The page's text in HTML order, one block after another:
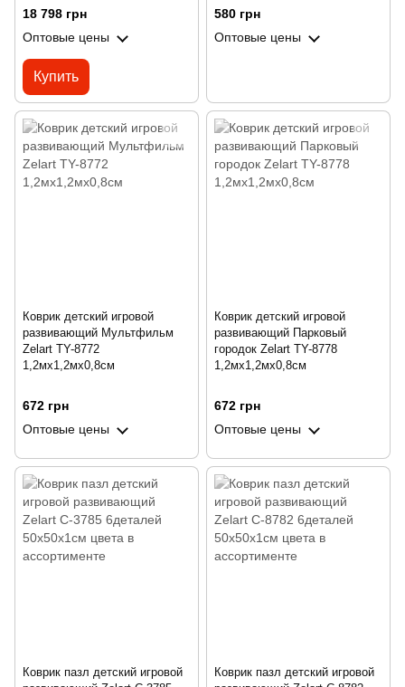
18 798 грн
Оптовые цены
Купить
580 грн
Оптовые цены
Коврик детский игровой
развивающий Мультфильм
Zelart TY-8772
1,2мх1,2мх0,8см
672 грн
Оптовые цены
Коврик детский игровой
развивающий Парковый
городок Zelart TY-8778
1,2мх1,2мх0,8см
672 грн
Оптовые цены
Коврик пазл детский игровой
Коврик пазл детский игровой